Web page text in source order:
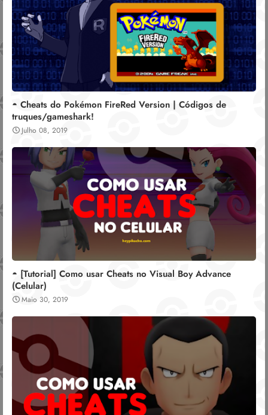
◓ Cheats do Pokémon FireRed Version | Códigos de
truques/gameshark!
Julho 08, 2019
◓ [Tutorial] Como usar Cheats no Visual Boy Advance
(Celular)
Maio 30, 2019